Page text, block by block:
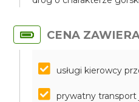
CENA
usługi kierowcy
prywatny